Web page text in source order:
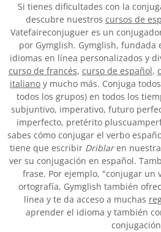
Si tienes dificultades con la
descubre nuestros cursos de
Vatefaireconjuguer es un
por Gymglish. Gymglish, fundada
idiomas en línea personalizados y
curso de francés, curso de español,
italiano y mucho más. Conjuga
todos los grupos) en todos los
subjuntivo, imperativo, futuro
imperfecto, pretérito
sabes cómo conjugar el verbo
tiene que escribir Driblaren
ver su conjugación en español.
frase. Por ejemplo, "conjugar un
ortografía, Gymglish también
línea y te da acceso a muchas
aprender el idioma y también